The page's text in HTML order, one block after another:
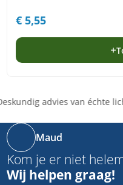
€5,55
advies van échte
Maud
Kom je er niet
Wij helpen graag!